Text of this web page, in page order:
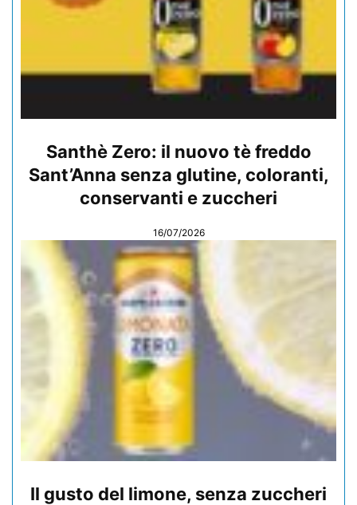
Santhè Zero: il nuovo tè freddo
Sant’Anna senza glutine, coloranti,
conservanti e zuccheri
16/07/2026
Il gusto del limone, senza zuccheri